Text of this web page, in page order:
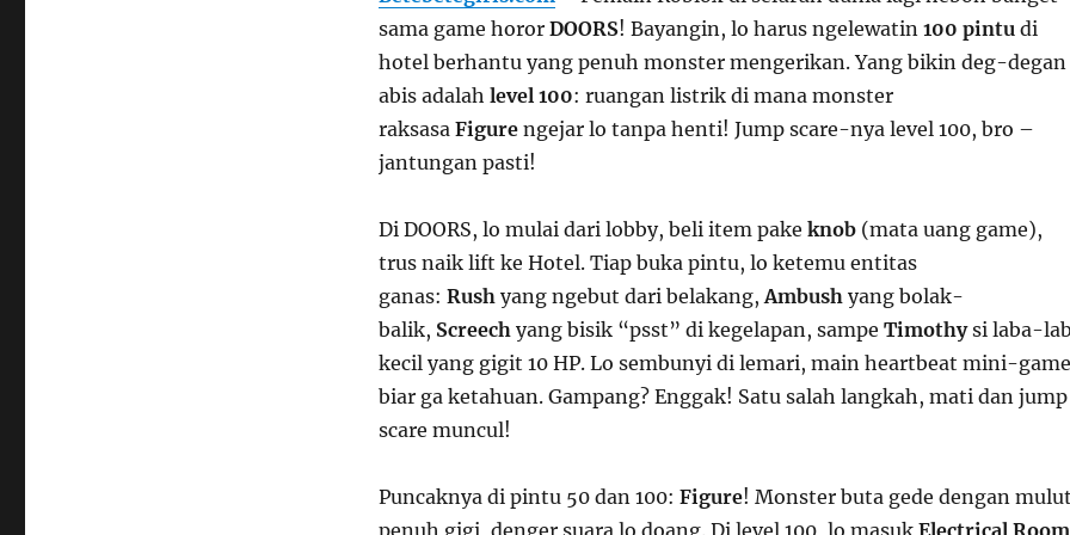
sama game horor DOORS! Bayangin, lo harus ngelewatin 100 pintudi
hotel berhantu yang penuh monster mengerikan. Yang bikin deg-degan
abis adalah level 100: ruangan listrik di mana monster
raksasa Figurengejar lo tanpa henti! Jump scare-nya level 100, bro –
jantungan pasti!
Di DOORS, lo mulai dari lobby, beli item pake knob(mata uang game),
trus naik lift ke Hotel. Tiap buka pintu, lo ketemu entitas
ganas: Rushyang ngebut dari belakang,Ambushyang bolak-
balik, Screechyang bisik “psst” di kegelapan, sampe Timothysi laba-
kecil yang gigit 10 HP. Lo sembunyi di lemari, main heartbeat mini-game
biar ga ketahuan. Gampang? Enggak! Satu salah langkah, mati dan jump
scare muncul!
Puncaknya di pintu 50 dan 100: Figure! Monster buta gede dengan mulut